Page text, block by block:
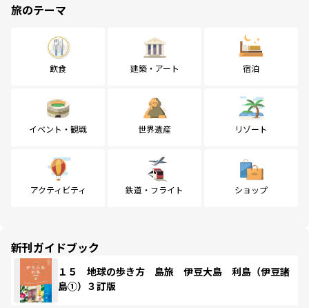
旅のテーマ
飲食 建築・アート 宿泊
イベント・観戦 世界遺産 リゾート
アクティビティ 鉄道・フライト ショップ
新刊ガイドブック
１５ 地球の歩き方 島旅 伊豆大島 利島（伊豆諸
島①）３訂版